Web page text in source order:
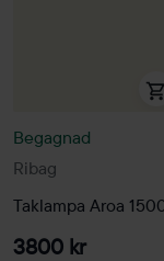
Ribag
Begagnad
Taklampa Aroa
3800 kr